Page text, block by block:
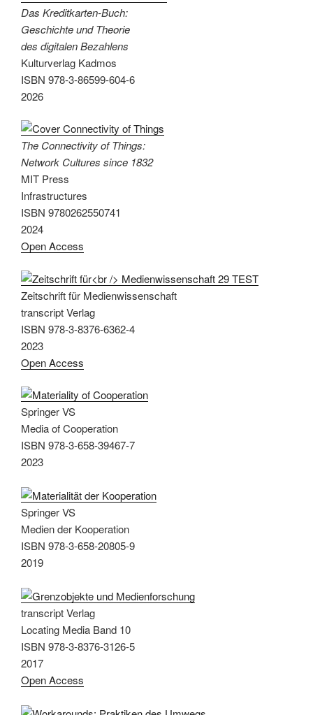
Das Kreditkarten-Buch:
Geschichte und Theorie
des digitalen Bezahlens
Kulturverlag Kadmos
ISBN 978-3-86599-604-6
2026
The Connectivity of Things:
Network Cultures since 1832
MIT Press
Infrastructures
ISBN 9780262550741
2024
Open Access
Zeitschrift für Medienwissenschaft
transcript Verlag
ISBN 978-3-8376-6362-4
2023
Open Access
Springer VS
Media of Cooperation
ISBN 978-3-658-39467-7
2023
Springer VS
Medien der Kooperation
ISBN 978-3-658-20805-9
2019
transcript Verlag
Locating Media Band 10
ISBN 978-3-8376-3126-5
2017
Open Access